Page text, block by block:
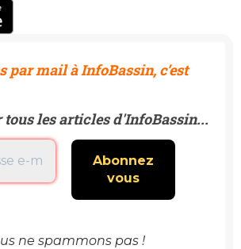
par mail à InfoBassin, c’est
les articles d'InfoBassin...
ne spammons pas !